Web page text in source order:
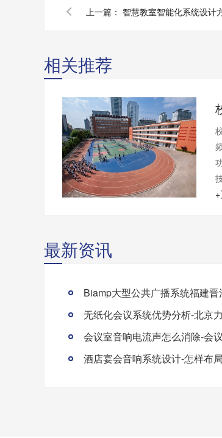
上一篇： 智慧教室智能化系统设计
相关推荐
+
最新资讯
Biamp大型公共广播系统福建
无纸化会议系统优势分析-北京
会议室音响电流声怎么消除-会
酒店宴会音响系统设计-怎样布局